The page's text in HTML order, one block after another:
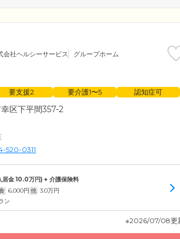
会社ヘルシーサービス グループホーム
要支援2 要介護1〜5 認知症可
区下平間357-2
520-0311
居金10.0万円) + 介護保険料
6,000円 他 3.0万円
ン
※2026/07/08更